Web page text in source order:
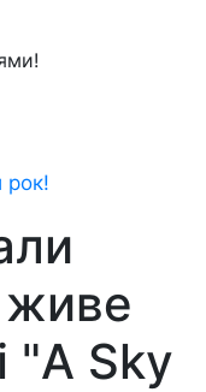
рок!
"A Sky